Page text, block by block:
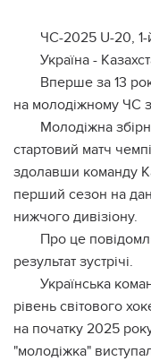
ЧС-2025 U-20, 1-
Україна -
Вперше за 13
на молодіжному ЧС
Молодіжна
стартовий матч
здолавши команду
перший сезон на
нижчого дивізіону.
Про це
результат зустрічі.
Українська
рівень світового
на початку 2025
"молодіжка"